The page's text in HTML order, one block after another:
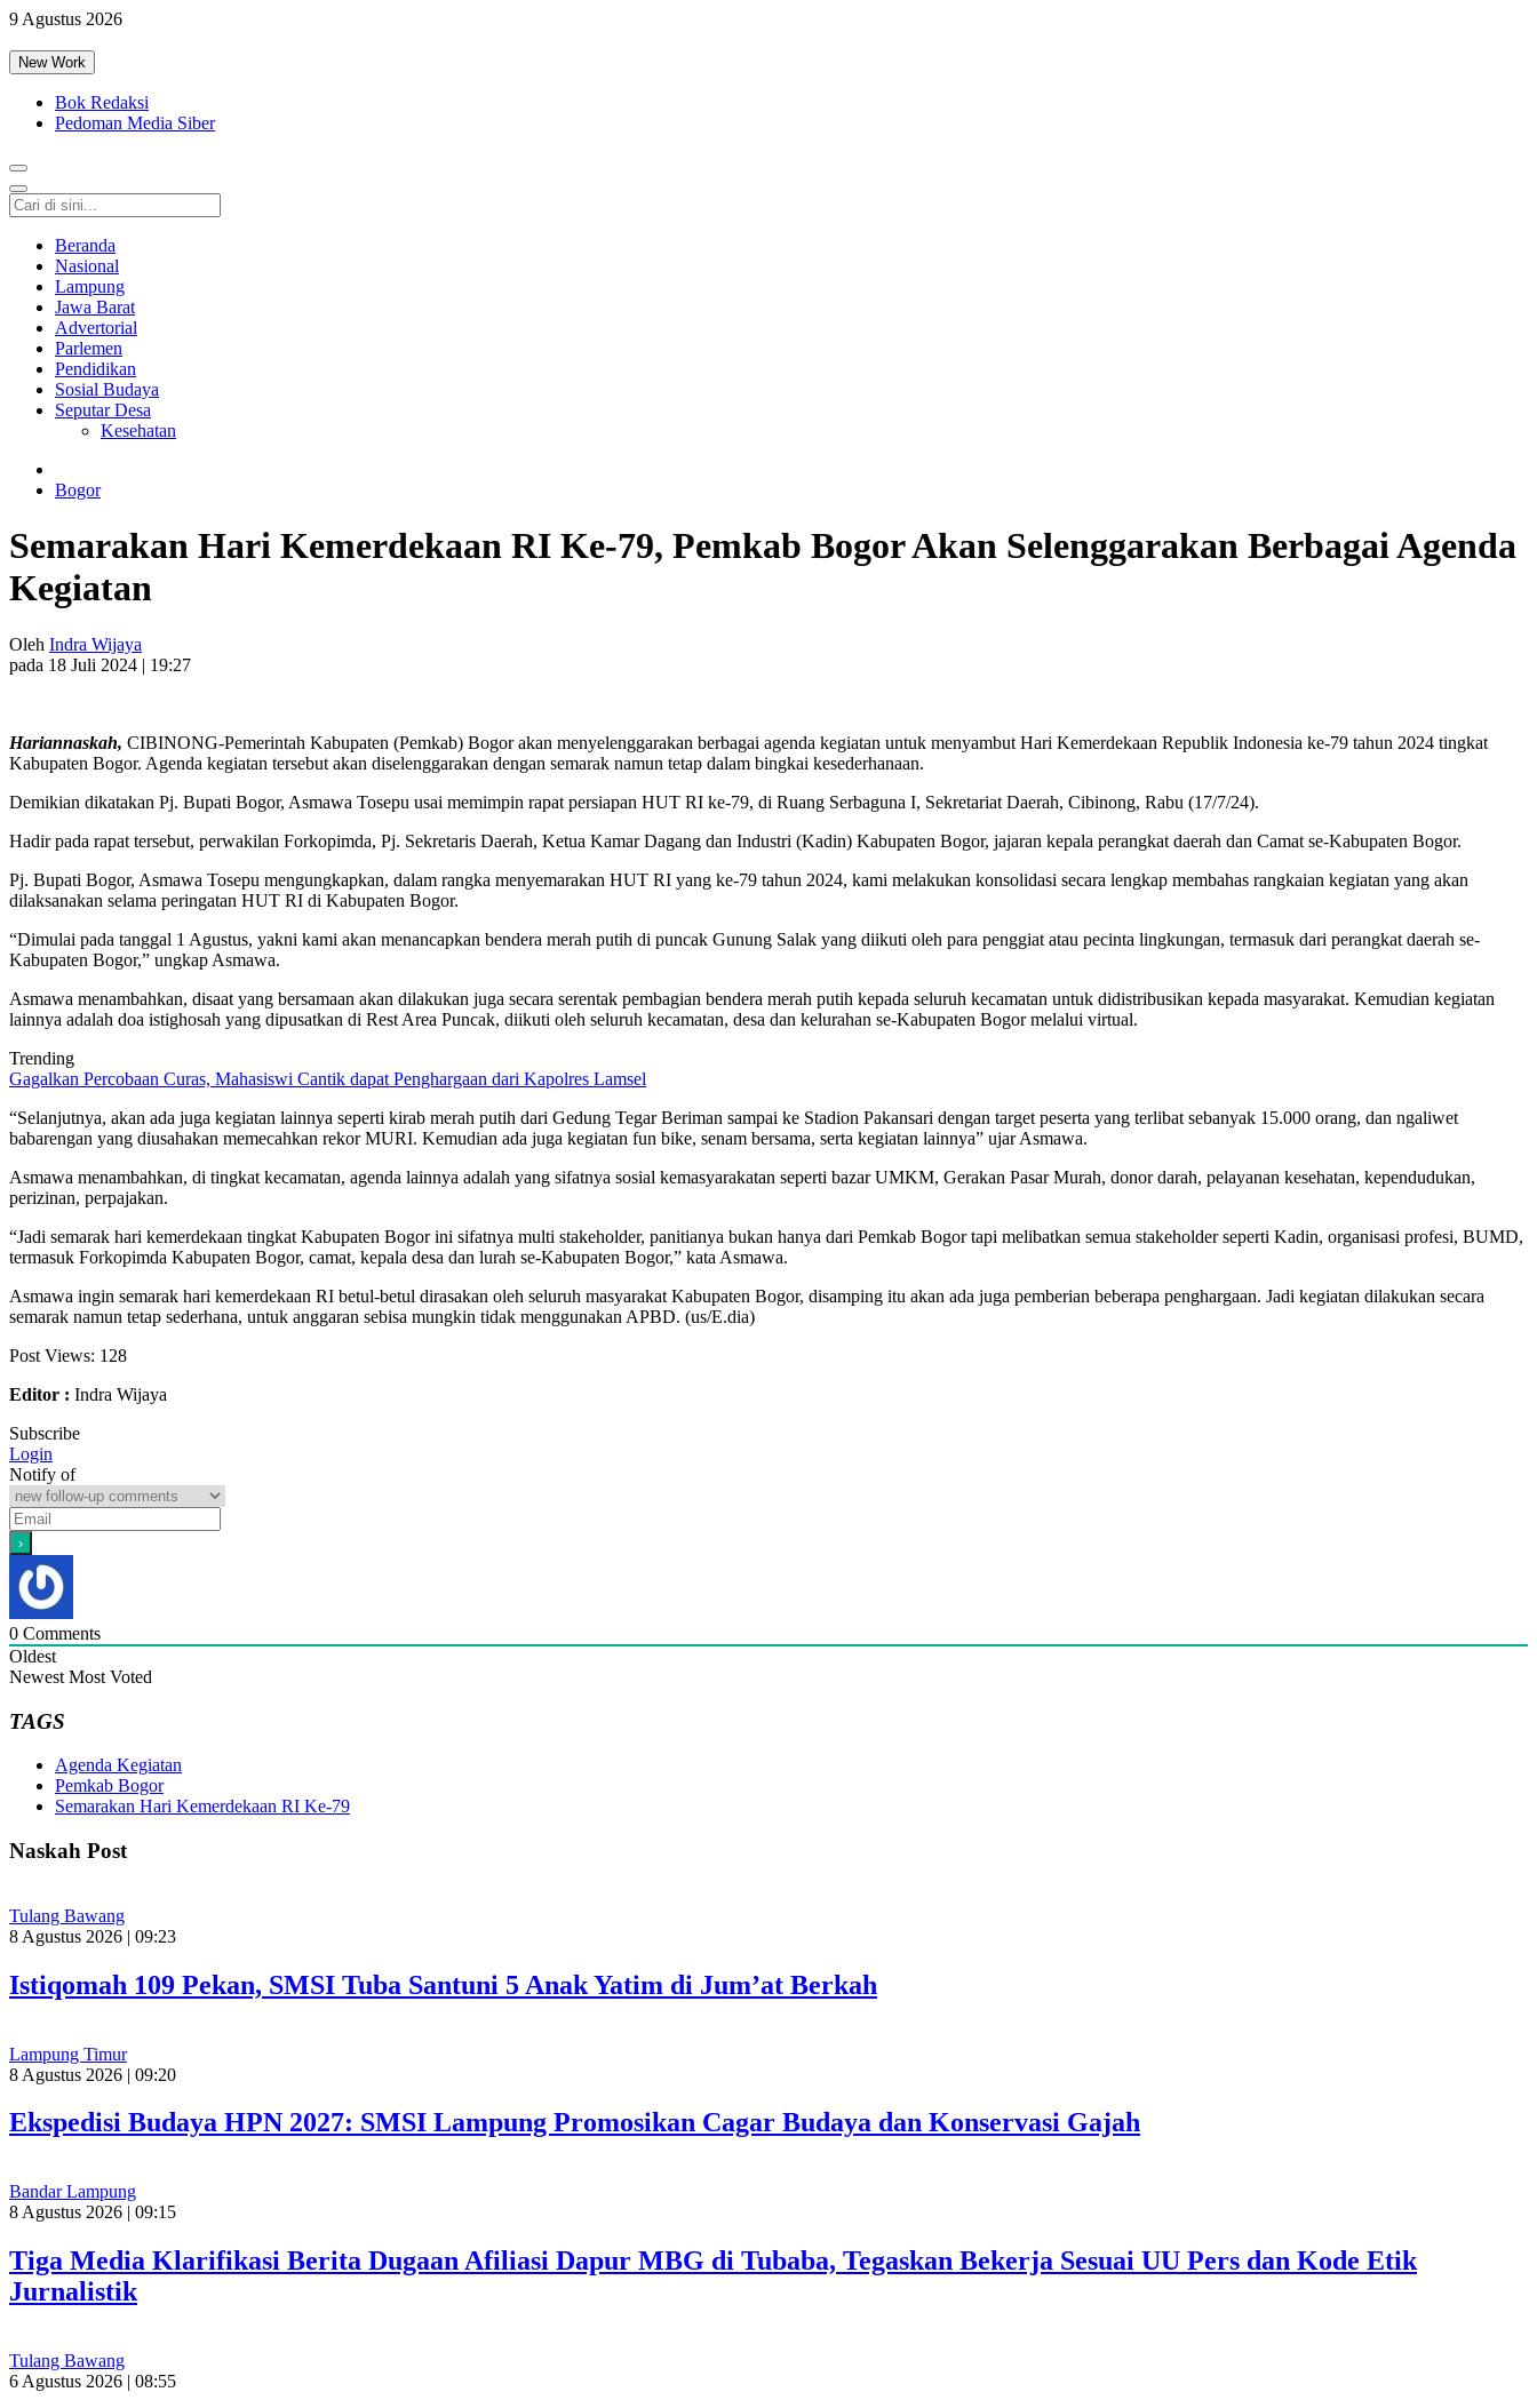
9 Agustus 2026
New Work
Bok Redaksi
Pedoman Media Siber
Beranda
Nasional
Lampung
Jawa Barat
Advertorial
Parlemen
Pendidikan
Sosial Budaya
Seputar Desa
Kesehatan
Bogor
Semarakan Hari Kemerdekaan RI Ke-79, Pemkab Bogor Akan Selenggarakan Berbagai Agenda
Kegiatan
Oleh Indra Wijaya
pada 18 Juli 2024 | 19:27
Hariannaskah, CIBINONG-Pemerintah Kabupaten (Pemkab) Bogor akan menyelenggarakan berbagai agenda kegiatan untuk menyambut Hari Kemerdekaan Republik Indonesia ke-79 tahun 2024 tingkat
Kabupaten Bogor. Agenda kegiatan tersebut akan diselenggarakan dengan semarak namun tetap dalam bingkai kesederhanaan.
Demikian dikatakan Pj. Bupati Bogor, Asmawa Tosepu usai memimpin rapat persiapan HUT RI ke-79, di Ruang Serbaguna I, Sekretariat Daerah, Cibinong, Rabu (17/7/24).
Hadir pada rapat tersebut, perwakilan Forkopimda, Pj. Sekretaris Daerah, Ketua Kamar Dagang dan Industri (Kadin) Kabupaten Bogor, jajaran kepala perangkat daerah dan Camat se-Kabupaten Bogor.
Pj. Bupati Bogor, Asmawa Tosepu mengungkapkan, dalam rangka menyemarakan HUT RI yang ke-79 tahun 2024, kami melakukan konsolidasi secara lengkap membahas rangkaian kegiatan yang akan
dilaksanakan selama peringatan HUT RI di Kabupaten Bogor.
“Dimulai pada tanggal 1 Agustus, yakni kami akan menancapkan bendera merah putih di puncak Gunung Salak yang diikuti oleh para penggiat atau pecinta lingkungan, termasuk dari perangkat daerah se-
Kabupaten Bogor,” ungkap Asmawa.
Asmawa menambahkan, disaat yang bersamaan akan dilakukan juga secara serentak pembagian bendera merah putih kepada seluruh kecamatan untuk didistribusikan kepada masyarakat. Kemudian kegiatan
lainnya adalah doa istighosah yang dipusatkan di Rest Area Puncak, diikuti oleh seluruh kecamatan, desa dan kelurahan se-Kabupaten Bogor melalui virtual.
Trending
Gagalkan Percobaan Curas, Mahasiswi Cantik dapat Penghargaan dari Kapolres Lamsel
“Selanjutnya, akan ada juga kegiatan lainnya seperti kirab merah putih dari Gedung Tegar Beriman sampai ke Stadion Pakansari dengan target peserta yang terlibat sebanyak 15.000 orang, dan ngaliwet
babarengan yang diusahakan memecahkan rekor MURI. Kemudian ada juga kegiatan fun bike, senam bersama, serta kegiatan lainnya” ujar Asmawa.
Asmawa menambahkan, di tingkat kecamatan, agenda lainnya adalah yang sifatnya sosial kemasyarakatan seperti bazar UMKM, Gerakan Pasar Murah, donor darah, pelayanan kesehatan, kependudukan,
perizinan, perpajakan.
“Jadi semarak hari kemerdekaan tingkat Kabupaten Bogor ini sifatnya multi stakeholder, panitianya bukan hanya dari Pemkab Bogor tapi melibatkan semua stakeholder seperti Kadin, organisasi profesi, BUMD,
termasuk Forkopimda Kabupaten Bogor, camat, kepala desa dan lurah se-Kabupaten Bogor,” kata Asmawa.
Asmawa ingin semarak hari kemerdekaan RI betul-betul dirasakan oleh seluruh masyarakat Kabupaten Bogor, disamping itu akan ada juga pemberian beberapa penghargaan. Jadi kegiatan dilakukan secara
semarak namun tetap sederhana, untuk anggaran sebisa mungkin tidak menggunakan APBD. (us/E.dia)
Post Views: 128
Editor : Indra Wijaya
Subscribe
Login
Notify of
0 Comments
Oldest
Newest Most Voted
TAGS
Agenda Kegiatan
Pemkab Bogor
Semarakan Hari Kemerdekaan RI Ke-79
Naskah Post
Tulang Bawang
8 Agustus 2026 | 09:23
Istiqomah 109 Pekan, SMSI Tuba Santuni 5 Anak Yatim di Jum’at Berkah
Lampung Timur
8 Agustus 2026 | 09:20
Ekspedisi Budaya HPN 2027: SMSI Lampung Promosikan Cagar Budaya dan Konservasi Gajah
Bandar Lampung
8 Agustus 2026 | 09:15
Tiga Media Klarifikasi Berita Dugaan Afiliasi Dapur MBG di Tubaba, Tegaskan Bekerja Sesuai UU Pers dan Kode Etik
Jurnalistik
Tulang Bawang
6 Agustus 2026 | 08:55